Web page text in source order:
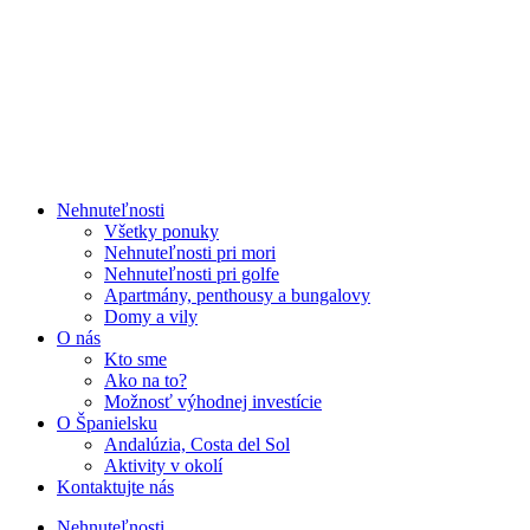
Nehnuteľnosti
Všetky ponuky
Nehnuteľnosti pri mori
Nehnuteľnosti pri golfe
Apartmány, penthousy a bungalovy
Domy a vily
O nás
Kto sme
Ako na to?
Možnosť výhodnej investície
O Španielsku
Andalúzia, Costa del Sol
Aktivity v okolí
Kontaktujte nás